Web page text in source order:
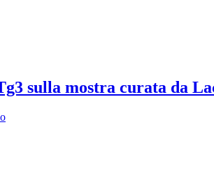
sulla mostra curata da